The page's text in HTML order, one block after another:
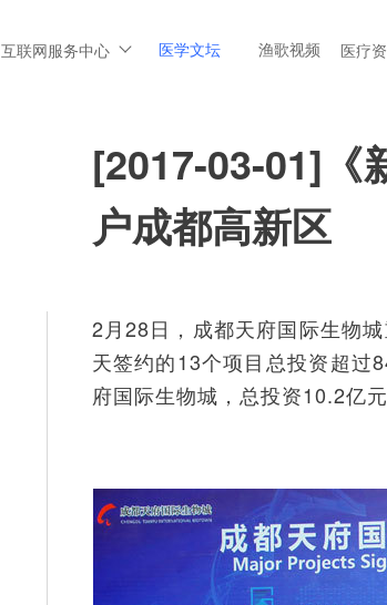
互联网服务中心 医学文坛 渔歌视频 医疗
[2017-03-01]《
户成都高新区
2月28日，成都天府国际生物
天签约的13个项目总投资超过
府国际生物城，总投资10.2亿